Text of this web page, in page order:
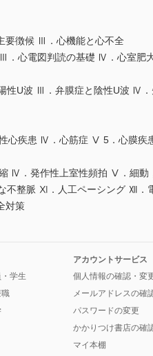
徴候 Ⅲ．心機能と心不全
心電図判読の基礎 Ⅳ．心室
U波 Ⅲ．弁膜症と陰性U波 Ⅳ．
疾患 Ⅳ．心筋症 Ⅴ 5．心膜疾
．発作性上室性頻拍 Ⅴ．細動
不整脈 Ⅺ．人工ペーシング Ⅻ．
対策
学生
アカウントサービス
個人情報の確認・変
メールアドレスの確
パスワードの変更
かかりつけ書店の確
マイ本棚